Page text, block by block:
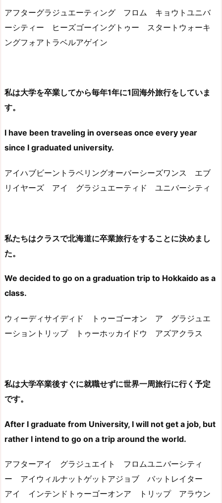
アフターグラジュエーティング フロム キョウトユニバ
ーシティー ヒーズゴーイングトゥー スタートウォーキ
ングフォアトラベルアゲイン
私は大学を卒業してから毎年1年に1回海外旅行をしていま
す。
I have been traveling in overseas once every year
since I graduated university.
アイハブビーントラベリングオーバーシーズワンス エブ
リイヤーズ アイ グラジュエーティド ユニバーシティ
私たちはクラスで北海道に卒業旅行をすることに決めまし
た。
We decided to go on a graduation trip to Hokkaido as a
class.
ウィーディサイディド トゥーゴーオン ア グラジュエ
ーショントリップ トゥーホッカイドウ アズアクラス
私は大学卒業後すぐに就職せずに世界一周旅行に行く予定
です。
After I graduate from University, I will not get a job, but
rather I intend to go on a trip around the world.
アフターアイ グラジュエイト フロムユニバーシティ
ー アイウィルナットゲットアジョブ バットレイター
アイ インテンドトゥーゴーオンア トリップ アラウン